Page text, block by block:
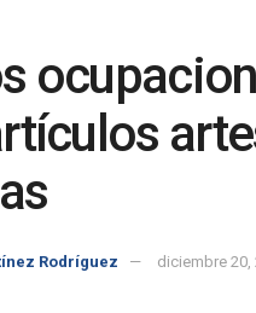
Rodríguez diciembre 20,